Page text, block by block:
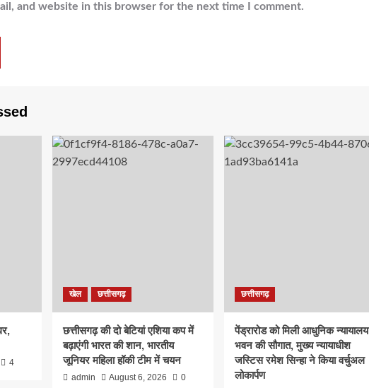
and website in this browser for the next time I comment.
4
खेल छत्तीसगढ़
छत्तीसगढ़ की दो बेटियां एशिया कप में
बढ़ाएंगी भारत की शान, भारतीय
जूनियर महिला हॉकी टीम में चयन
admin August 6, 2026 0
छत्तीसगढ़
पेंड्रारोड को मिली आधुनिक न्यायालय
भवन की सौगात, मुख्य न्यायाधीश
जस्टिस रमेश सिन्हा ने किया वर्चुअल
लोकार्पण